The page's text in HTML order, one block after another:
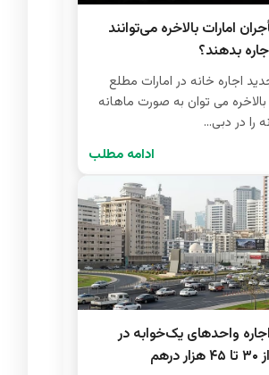
امارات بالاخره می‌توانند
بدهند؟
اجاره خانه در امارات مطلع
می توان به صورت ماهانه
را در دبی...
ادامه مطلب
واحدهای یک‌خوابه در